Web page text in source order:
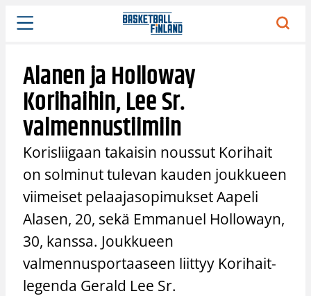
Siirry
sisältöön
Alanen ja Holloway
Korihaihin, Lee Sr.
valmennustiimiin
Korisliigaan takaisin noussut Korihait
on solminut tulevan kauden joukkueen
viimeiset pelaajasopimukset Aapeli
Alasen, 20, sekä Emmanuel Hollowayn,
30, kanssa. Joukkueen
valmennusportaaseen liittyy Korihait-
legenda Gerald Lee Sr.